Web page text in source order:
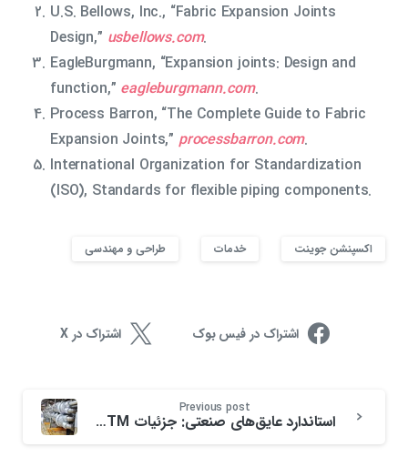
U.S. Bellows, Inc., “Fabric Expansion Joints
Design,” usbellows.com.
EagleBurgmann, “Expansion joints: Design and
function,” eagleburgmann.com.
Process Barron, “The Complete Guide to Fabric
Expansion Joints,” processbarron.com.
International Organization for Standardization
(ISO), Standards for flexible piping components.
اکسپنشن جوینت خدمات طراحی و مهندسی
اشتراک در فیس بوک اشتراک در X
Previous post
استاندارد عایق‌های صنعتی: جزئیات ASTM برای متخصصان